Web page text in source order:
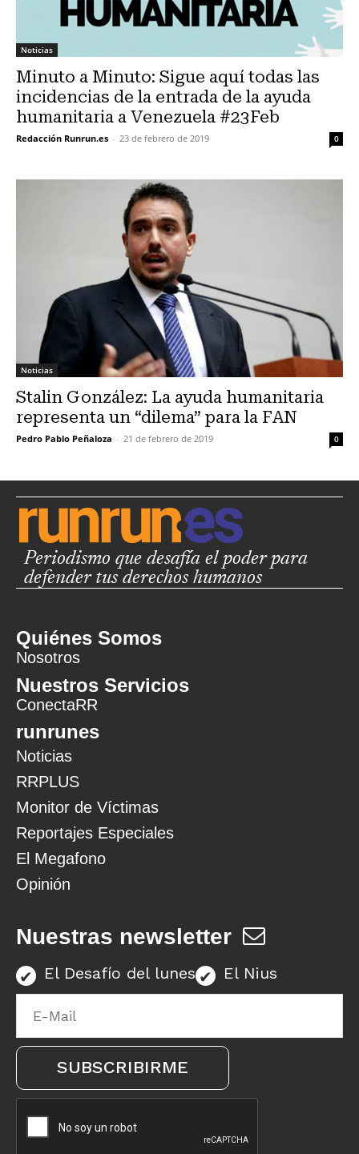
Noticias
Minuto a Minuto: Sigue aquí todas las
incidencias de la entrada de la ayuda
humanitaria a Venezuela #23Feb
Redacción Runrun.es - 23 de febrero de 2019 0
Noticias
Stalin González: La ayuda humanitaria
representa un “dilema” para la FAN
Pedro Pablo Peñaloza - 21 de febrero de 2019 0
Periodismo que desafía el poder para
defender tus derechos humanos
Quiénes Somos
Nosotros
Nuestros Servicios
ConectaRR
runrunes
Noticias
RRPLUS
Monitor de Víctimas
Reportajes Especiales
El Megafono
Opinión
Nuestras newsletter
El Desafío del lunes El Nius